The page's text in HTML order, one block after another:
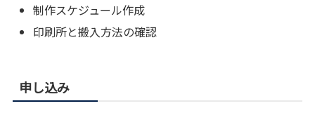
制作スケジュール作成
印刷所と搬入方法の確認
申し込み